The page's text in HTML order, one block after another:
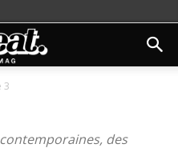
3
des